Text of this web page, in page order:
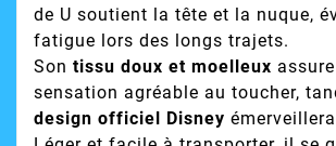
de U soutient la tête et la nuque,
fatigue lors des longs trajets.
Son tissu doux et moelleux
sensation agréable au toucher,
design officiel Disney